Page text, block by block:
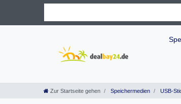
Zur Startseite gehen Speichermedien USB-